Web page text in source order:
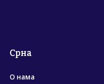
Срна
О нама